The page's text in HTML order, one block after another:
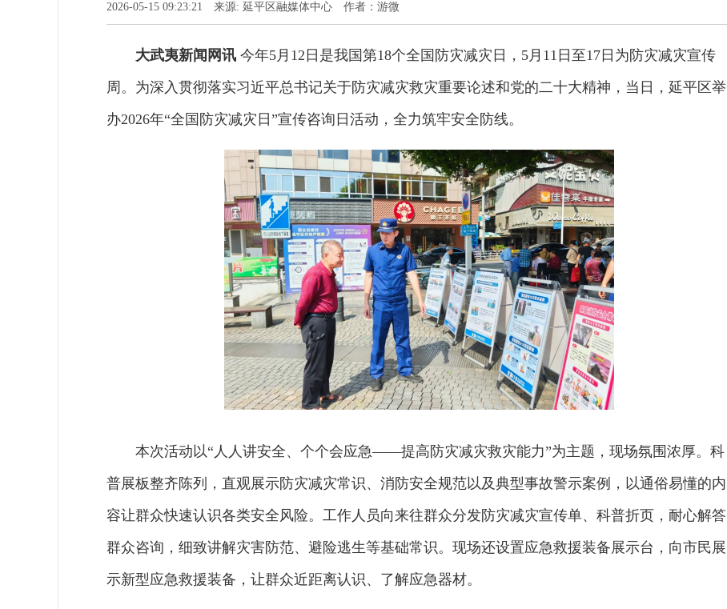
2026-05-15 09:23:21 来源: 延平区融媒体中心 作者：游微
大武夷新闻网讯 今年5月12日是我国第18个全国防灾减灾日，5月11日至17日为防灾减灾宣传
周。为深入贯彻落实习近平总书记关于防灾减灾救灾重要论述和党的二十大精神，当日，延平区举
办2026年“全国防灾减灾日”宣传咨询日活动，全力筑牢安全防线。
本次活动以“人人讲安全、个个会应急——提高防灾减灾救灾能力”为主题，现场氛围浓厚。科
普展板整齐陈列，直观展示防灾减灾常识、消防安全规范以及典型事故警示案例，以通俗易懂的内
容让群众快速认识各类安全风险。工作人员向来往群众分发防灾减灾宣传单、科普折页，耐心解答
群众咨询，细致讲解灾害防范、避险逃生等基础常识。现场还设置应急救援装备展示台，向市民展
示新型应急救援装备，让群众近距离认识、了解应急器材。